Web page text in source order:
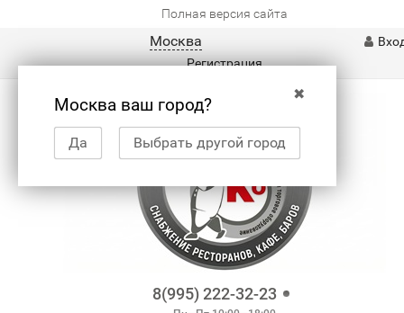
Полная версия сайта
Москва
✖
Москва ваш город?
Да Выбрать другой город
Регистрация
8(995) 222-32-23